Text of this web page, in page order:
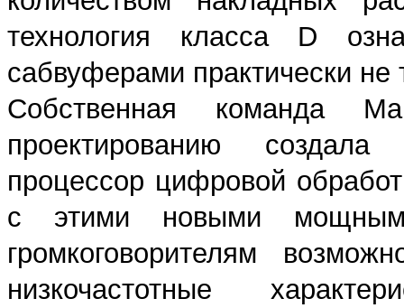
технология класса D
сабвуферами практически не
Собственная команда
проектированию
процессор цифровой
с этими новыми
громкоговорителям
низкочастотные